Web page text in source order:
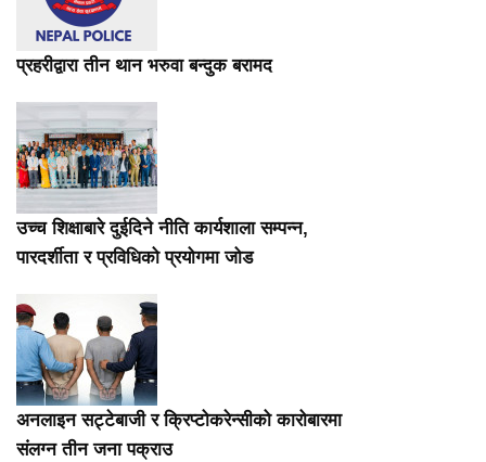
प्रहरीद्वारा तीन थान भरुवा बन्दुक बरामद
उच्च शिक्षाबारे दुईदिने नीति कार्यशाला सम्पन्न,
पारदर्शीता र प्रविधिको प्रयोगमा जोड
अनलाइन सट्टेबाजी र क्रिप्टोकरेन्सीको कारोबारमा
संलग्न तीन जना पक्राउ